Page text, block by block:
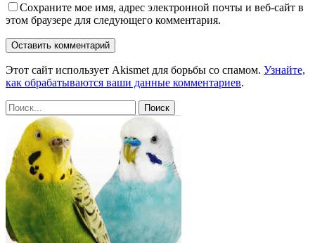
Сохраните мое имя, адрес электронной почты и веб-сайт в
этом браузере для следующего комментария.
Этот сайт использует Akismet для борьбы со спамом. Узнайте,
как обрабатываются ваши данные комментариев.